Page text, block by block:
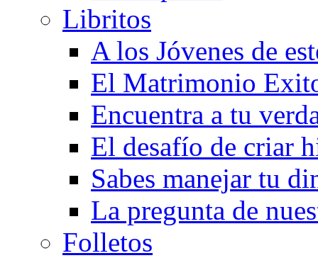
Libritos
A los Jóvenes de
El Matrimonio
Encuentra a tu
El desafío de criar
Sabes manejar tu
La pregunta de
Folletos